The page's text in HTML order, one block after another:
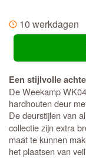
10 werkdagen
Een stijlvolle
De Weekamp
hardhouten deur
De deurstijlen van
collectie zijn extra
maat te kunnen
het plaatsen van